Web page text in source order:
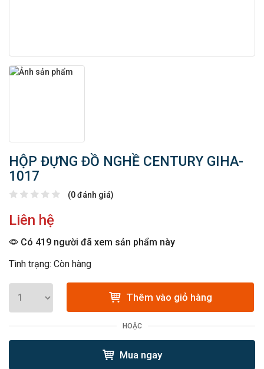
HỘP ĐỰNG ĐỒ NGHỀ CENTURY GIHA-
1017
(0 đánh giá)
Liên hệ
Có 419 người đã xem sản phẩm này
Tình trạng: Còn hàng
Thêm vào giỏ hàng
HOẶC
Mua ngay